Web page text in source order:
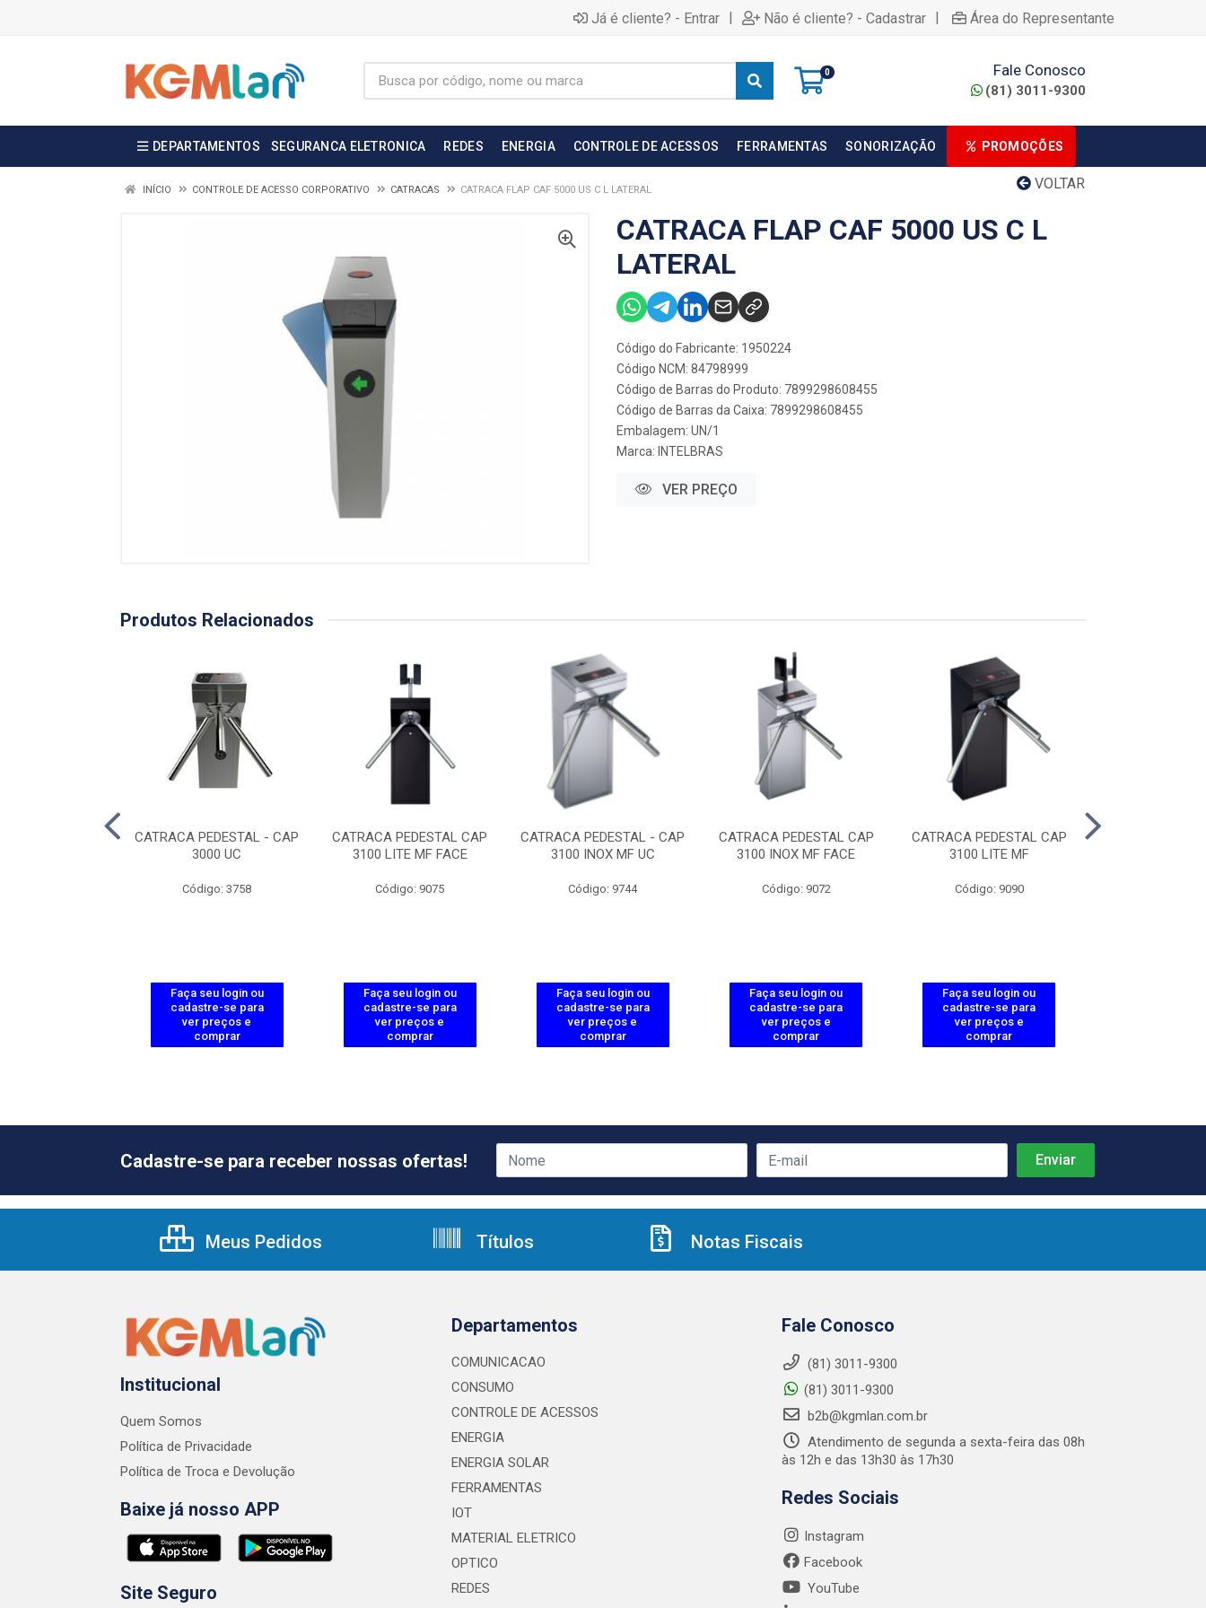
Já é cliente? - Entrar | Não é cliente? - Cadastrar | Área do Representante
0 Fale Conosco
(81) 3011-9300
DEPARTAMENTOS SEGURANCA ELETRONICA REDES ENERGIA CONTROLE DE ACESSOS FERRAMENTAS SONORIZAÇÃO PROMOÇÕES
VOLTAR
INÍCIO CONTROLE DE ACESSO CORPORATIVO CATRACAS CATRACA FLAP CAF 5000 US C L LATERAL
CATRACA FLAP CAF 5000 US C L
LATERAL
Código do Fabricante: 1950224
Código NCM: 84798999
Código de Barras do Produto: 7899298608455
Código de Barras da Caixa: 7899298608455
Embalagem: UN/1
Marca: INTELBRAS
VER PREÇO
Produtos Relacionados
CATRACA PEDESTAL - CAP
3000 UC
Código: 3758
Faça seu login ou
cadastre-se para
ver preços e
comprar
CATRACA PEDESTAL CAP
3100 LITE MF FACE
Código: 9075
Faça seu login ou
cadastre-se para
ver preços e
comprar
CATRACA PEDESTAL - CAP
3100 INOX MF UC
Código: 9744
Faça seu login ou
cadastre-se para
ver preços e
comprar
CATRACA PEDESTAL CAP
3100 INOX MF FACE
Código: 9072
Faça seu login ou
cadastre-se para
ver preços e
comprar
CATRACA PEDESTAL CAP
3100 LITE MF
Código: 9090
Faça seu login ou
cadastre-se para
ver preços e
comprar
Cadastre-se para receber nossas ofertas!
Meus Pedidos Títulos Notas Fiscais
Institucional
Quem Somos
Política de Privacidade
Política de Troca e Devolução
Baixe já nosso APP
Site Seguro
Departamentos
COMUNICACAO
CONSUMO
CONTROLE DE ACESSOS
ENERGIA
ENERGIA SOLAR
FERRAMENTAS
IOT
MATERIAL ELETRICO
OPTICO
REDES
Fale Conosco
(81) 3011-9300
(81) 3011-9300
b2b@kgmlan.com.br
Atendimento de segunda a sexta-feira das 08h
às 12h e das 13h30 às 17h30
Redes Sociais
Instagram
Facebook
YouTube